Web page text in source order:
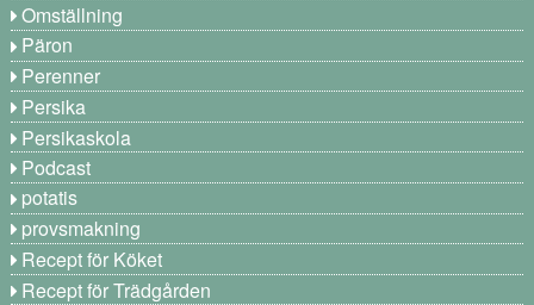
Omställning
Päron
Perenner
Persika
Persikaskola
Podcast
potatis
provsmakning
Recept för Köket
Recept för Trädgården